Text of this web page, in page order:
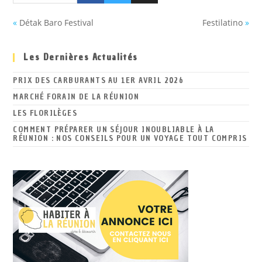
« Détak Baro Festival Festilatino»
Les Dernières Actualités
PRIX DES CARBURANTS AU 1ER AVRIL 2026
MARCHÉ FORAIN DE LA RÉUNION
LES FLORILÈGES
COMMENT PRÉPARER UN SÉJOUR INOUBLIABLE À LA
RÉUNION : NOS CONSEILS POUR UN VOYAGE TOUT COMPRIS